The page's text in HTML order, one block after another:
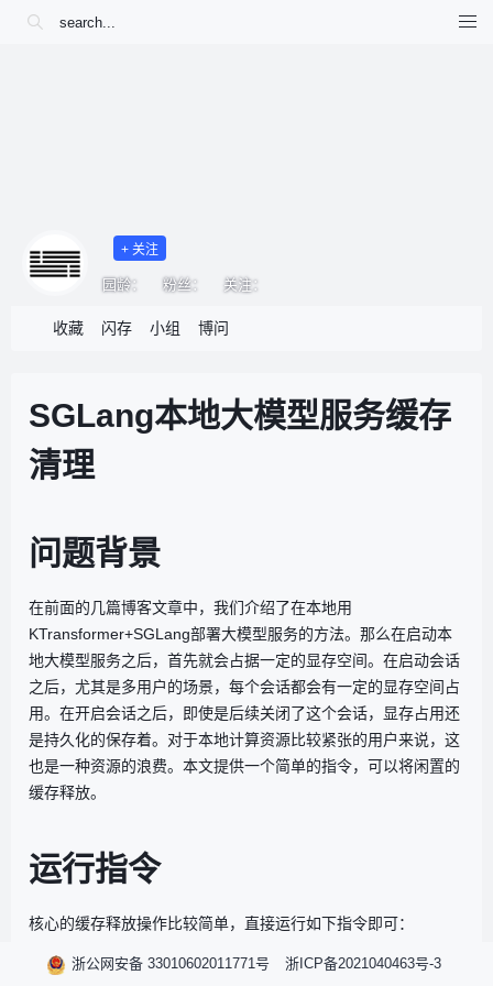
收藏 闪存 小组 博问
+ 关注
园龄： 粉丝： 关注：
SGLang本地大模型服务缓存
清理
问题背景
在前面的几篇博客文章中，我们介绍了在本地用
KTransformer+SGLang部署大模型服务的方法。那么在启动本
地大模型服务之后，首先就会占据一定的显存空间。在启动会话
之后，尤其是多用户的场景，每个会话都会有一定的显存空间占
用。在开启会话之后，即使是后续关闭了这个会话，显存占用还
是持久化的保存着。对于本地计算资源比较紧张的用户来说，这
也是一种资源的浪费。本文提供一个简单的指令，可以将闲置的
缓存释放。
运行指令
核心的缓存释放操作比较简单，直接运行如下指令即可：
浙公网安备 33010602011771号 浙ICP备2021040463号-3